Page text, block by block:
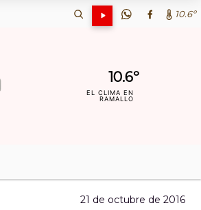
10.6º
10.6º
EL CLIMA EN
RAMALLO
21 de octubre de 2016